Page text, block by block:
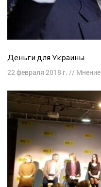
Деньги для Украины
22 февраля 2018 г. // Мнение